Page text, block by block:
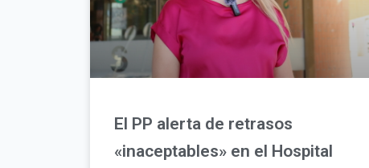
El PP alerta de retrasos
«inaceptables» en el Hospital